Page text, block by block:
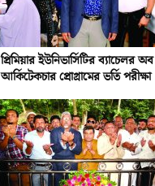
প্রিমিয়ার ইউনিভার্সিটির ব্যাচেলর অব
আর্কিটেকচার প্রোগ্রামের ভর্তি পরীক্ষা